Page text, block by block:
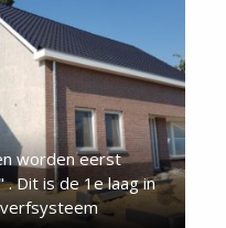
worden eerst
. Dit is de 1e laag in